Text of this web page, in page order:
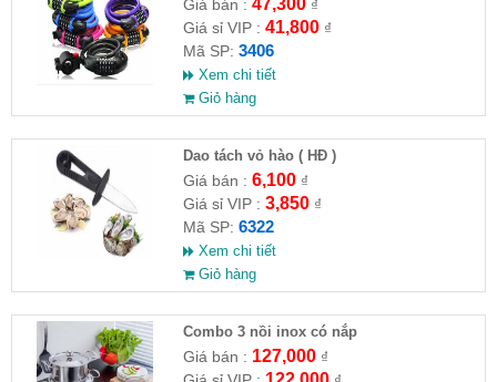
Giá bán :
₫
Giá sỉ VIP : 41,800₫
Mã SP: 3406
Xem chi tiết
Giỏ hàng
Dao tách vỏ hào ( HĐ )
Giá bán : 6,100₫
Giá sỉ VIP : 3,850₫
Mã SP: 6322
Xem chi tiết
Giỏ hàng
Combo 3 nồi inox có nắp
Giá bán : 127,000₫